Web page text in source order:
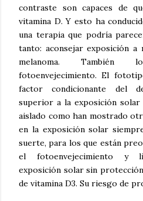
contraste son capaces de
vitamina D. Y esto ha
una terapia que podría
tanto: aconsejar exposición
melanoma. También
fotoenvejecimiento. El
factor condicionante del
superior a la exposición
aislado como han mostrado
en la exposición solar
suerte, para los que están
el fotoenvejecimiento y
exposición solar sin
de vitamina D3. Su riesgo de